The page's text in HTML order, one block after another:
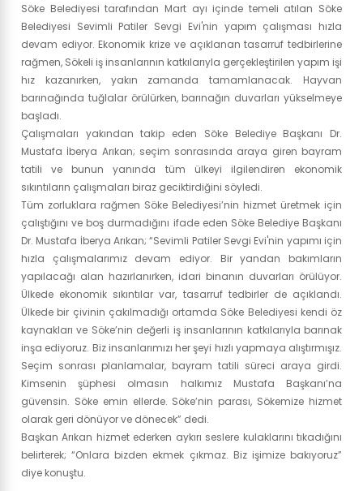
Söke Belediyesi tarafından Mart ayı içinde temeli atılan Söke
Belediyesi Sevimli Patiler Sevgi Evi'nin yapım çalışması hızla
devam ediyor. Ekonomik krize ve açıklanan tasarruf tedbirlerine
rağmen, Sökeli iş insanlarının katkılarıyla gerçekleştirilen yapım işi
hız kazanırken, yakın zamanda tamamlanacak. Hayvan
barınağında tuğlalar örülürken, barınağın duvarları yükselmeye
başladı.
Çalışmaları yakından takip eden Söke Belediye Başkanı Dr.
Mustafa İberya Arıkan; seçim sonrasında araya giren bayram
tatili ve bunun yanında tüm ülkeyi ilgilendiren ekonomik
sıkıntıların çalışmaları biraz geciktirdiğini söyledi.
Tüm zorluklara rağmen Söke Belediyesi’nin hizmet üretmek için
çalıştığını ve boş durmadığını ifade eden Söke Belediye Başkanı
Dr. Mustafa İberya Arıkan; “Sevimli Patiler Sevgi Evi'nin yapımı için
hızla çalışmalarımız devam ediyor. Bir yandan bakımların
yapılacağı alan hazırlanırken, idari binanın duvarları örülüyor.
Ülkede ekonomik sıkıntılar var, tasarruf tedbirler de açıklandı.
Ülkede bir çivinin çakılmadığı ortamda Söke Belediyesi kendi öz
kaynakları ve Söke’nin değerli iş insanlarının katkılarıyla barınak
inşa ediyoruz. Biz insanlarımızı her şeyi hızlı yapmaya alıştırmışız.
Seçim sonrası planlamalar, bayram tatili süreci araya girdi.
Kimsenin şüphesi olmasın halkımız Mustafa Başkanı’na
güvensin. Söke emin ellerde. Söke’nin parası, Sökemize hizmet
olarak geri dönüyor ve dönecek” dedi.
Başkan Arıkan hizmet ederken aykırı seslere kulaklarını tıkadığını
belirterek; “Onlara bizden ekmek çıkmaz. Biz işimize bakıyoruz”
diye konuştu.